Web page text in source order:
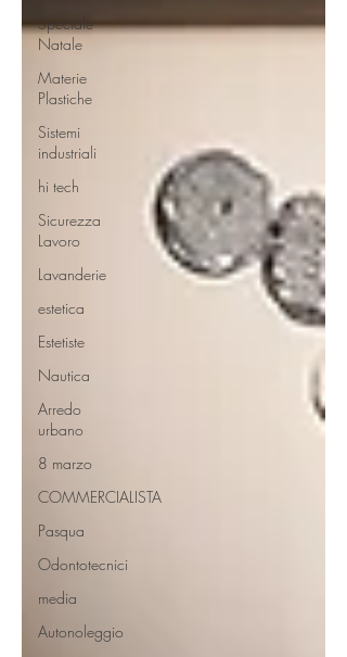
Speciale
Natale
Materie
Plastiche
Sistemi
industriali
hi tech
Sicurezza
Lavoro
Lavanderie
estetica
Estetiste
Nautica
Arredo
urbano
8 marzo
COMMERCIALISTA
Pasqua
Odontotecnici
media
Autonoleggio